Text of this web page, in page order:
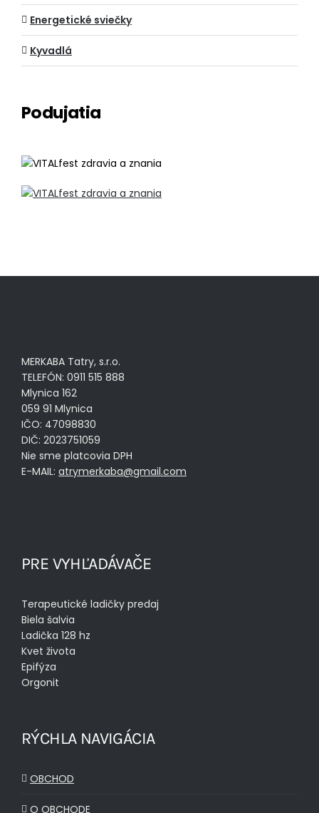
Energetické sviečky
Kyvadlá
Podujatia
MERKABA Tatry, s.r.o.
TELEFÓN: 0911 515 888
Mlynica 162
059 91 Mlynica
IČO: 47098830
DIČ: 2023751059
Nie sme platcovia DPH
E-MAIL: atrymerkaba@gmail.com
PRE VYHĽADÁVAČE
Terapeutické ladičky predaj
Biela šalvia
Ladička 128 hz
Kvet života
Epifýza
Orgonit
RÝCHLA NAVIGÁCIA
OBCHOD
O OBCHODE